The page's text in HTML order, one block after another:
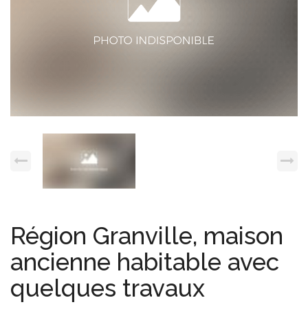
Région Granville, maison
ancienne habitable avec
quelques travaux